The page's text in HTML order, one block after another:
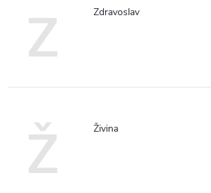
Z Zdravoslav
Ž Živina